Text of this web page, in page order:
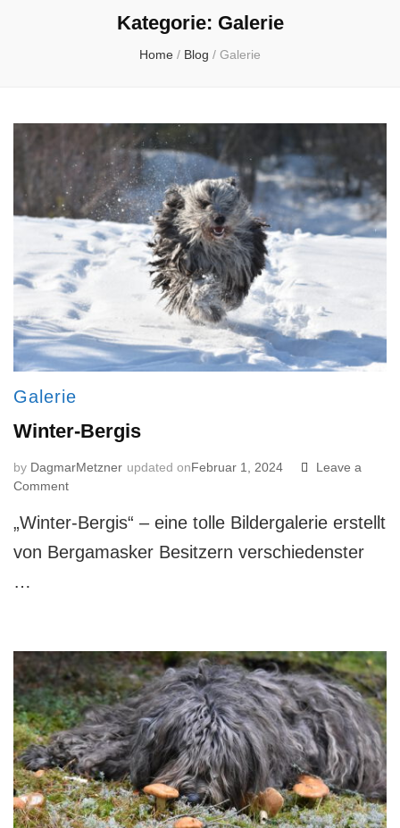
Kategorie: Galerie
Home / Blog / Galerie
Galerie
Winter-Bergis
by DagmarMetzner updated onFebruar 1, 2024
Leave a
Commenton
Bergis
„Winter-Bergis“ – eine tolle Bildergalerie erstellt
von Bergamasker Besitzern verschiedenster
…